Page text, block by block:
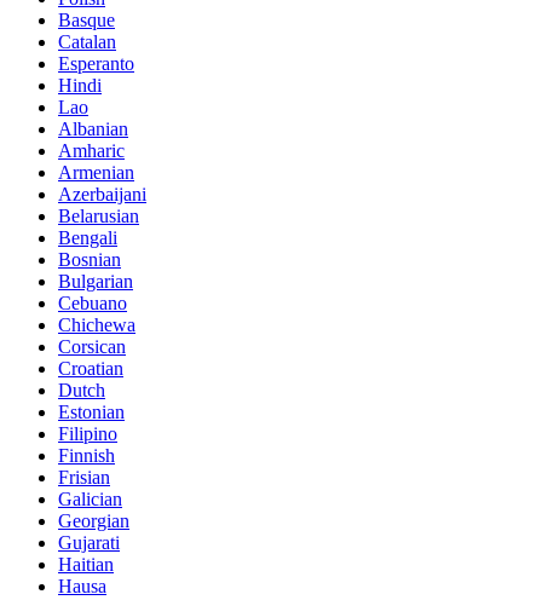
Basque
Catalan
Esperanto
Hindi
Lao
Albanian
Amharic
Armenian
Azerbaijani
Belarusian
Bengali
Bosnian
Bulgarian
Cebuano
Chichewa
Corsican
Croatian
Dutch
Estonian
Filipino
Finnish
Frisian
Galician
Georgian
Gujarati
Haitian
Hausa